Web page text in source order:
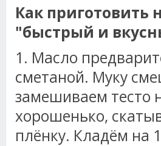
Как приготовить
"быстрый и
1. Масло
сметаной. Муку
замешиваем тесто
хорошенько,
плёнку. Кладём на